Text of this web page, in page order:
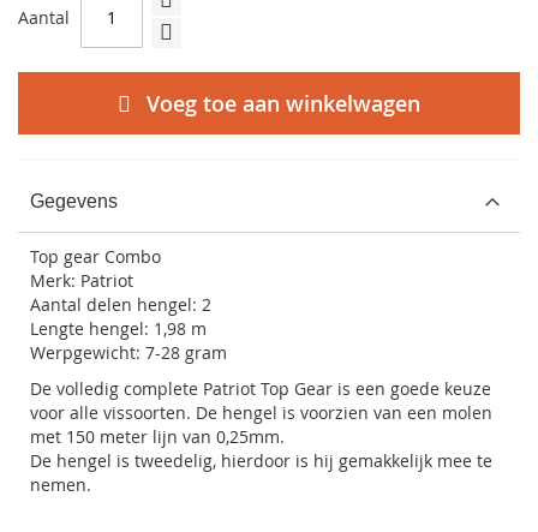
Aantal
Voeg toe aan winkelwagen
Gegevens
Top gear Combo
Merk: Patriot
Aantal delen hengel: 2
Lengte hengel: 1,98 m
Werpgewicht: 7-28 gram
De volledig complete Patriot Top Gear is een goede keuze
voor alle vissoorten. De hengel is voorzien van een molen
met 150 meter lijn van 0,25mm.
De hengel is tweedelig, hierdoor is hij gemakkelijk mee te
nemen.